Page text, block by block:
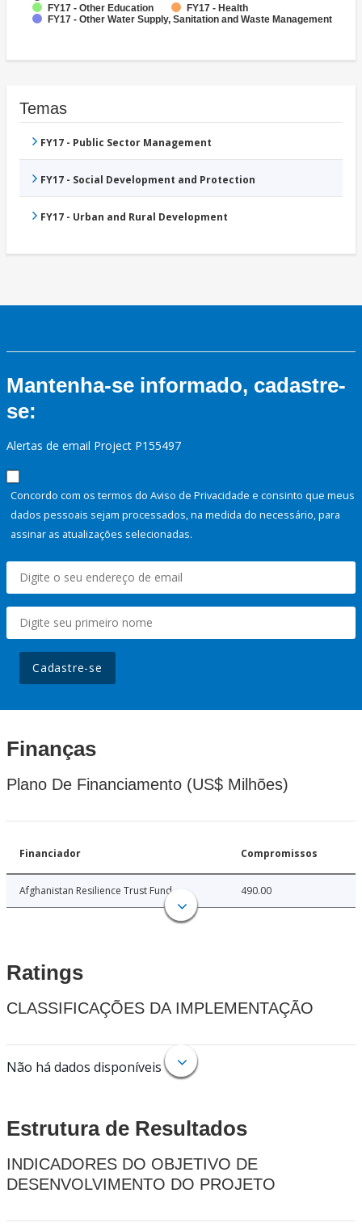
FY17 - Other Education
FY17 - Health
FY17 - Other Water Supply, Sanitation and Waste Management
Temas
FY17 - Public Sector Management
FY17 - Social Development and Protection
FY17 - Urban and Rural Development
Mantenha-se informado, cadastre-
se:
Alertas de email Project P155497
Concordo com os termos do Aviso de Privacidade e consinto que meus
dados pessoais sejam processados, na medida do necessário, para
assinar as atualizações selecionadas.
Cadastre-se
Finanças
Plano De Financiamento (US$ Milhões)
Financiador Compromissos
Afghanistan Resilience Trust Fund 490.00
Ratings
CLASSIFICAÇÕES DA IMPLEMENTAÇÃO
Não há dados disponíveis
Estrutura de Resultados
INDICADORES DO OBJETIVO DE
DESENVOLVIMENTO DO PROJETO